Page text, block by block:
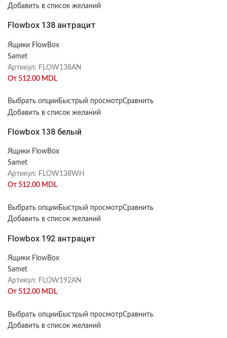
Добавить в список желаний
Flowbox 138 антрацит
Ящики FlowBox
Samet
Артикул: FLOW138AN
От 512.00 MDL
Выбрать опции Быстрый просмотрСравнить
Добавить в список желаний
Flowbox 138 белый
Ящики FlowBox
Samet
Артикул: FLOW138WH
От 512.00 MDL
Выбрать опции Быстрый просмотрСравнить
Добавить в список желаний
Flowbox 192 антрацит
Ящики FlowBox
Samet
Артикул: FLOW192AN
От 512.00 MDL
Выбрать опции Быстрый просмотрСравнить
Добавить в список желаний